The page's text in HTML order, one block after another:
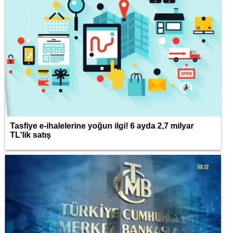
Tasfiye e-ihalelerine yoğun ilgi! 6 ayda 2,7 milyar
TL'lik satış